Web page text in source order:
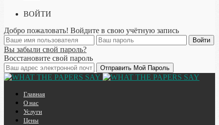
ВОЙТИ
Добро пожаловать! Войдите в свою учётную запись
Вы забыли свой пароль?
Восстановите свой пароль
Главная
О нас
Услуги
Цены